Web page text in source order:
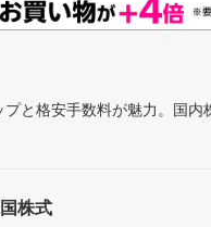
と格安手数料が魅力。国
株式